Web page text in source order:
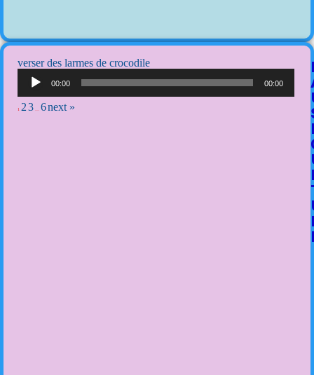
verser des larmes de crocodile
00:00 00:00
1 23 6next »